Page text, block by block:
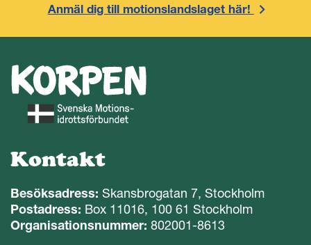
Anmäl dig till motionslandslaget här!
Kontakt
Besöksadress: Skansbrogatan 7, Stockholm
Postadress: Box 11016, 100 61 Stockholm
Organisationsnummer: 802001-8613